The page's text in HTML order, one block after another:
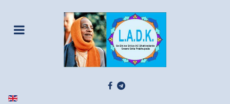
Sélectionnez votre langue